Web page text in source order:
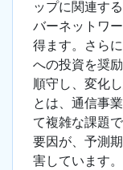
ップに関連す
バーネットワ
得ます。さら
への投資を奨
順守し、変化
とは、通信事
て複雑な課題
要因が、予測
害しています。